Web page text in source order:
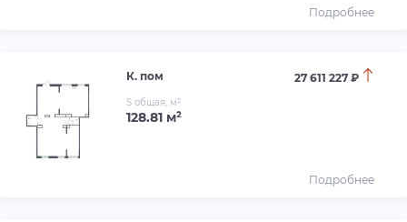
Подробнее
К. пом 27 611 227 ₽
S общая, м²
128.81 м²
Подробнее